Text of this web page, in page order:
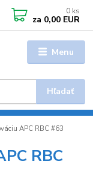
Menu
Hľadať
0 ks
za 0,00 EUR
APC RBC #63
RBC